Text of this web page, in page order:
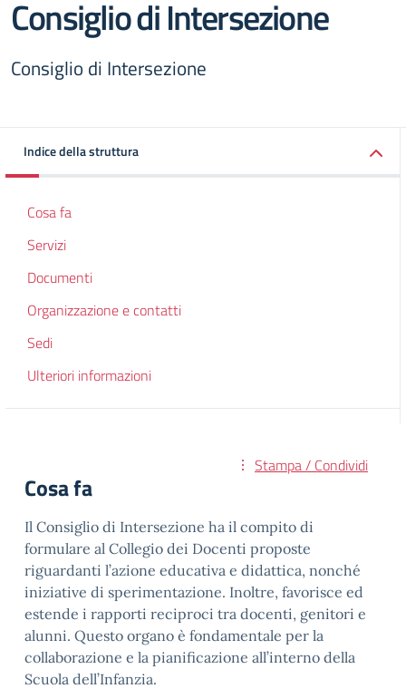
Consiglio di Intersezione
Consiglio di Intersezione
Indice della struttura
Cosa fa
Servizi
Documenti
Organizzazione e contatti
Sedi
Ulteriori informazioni
Stampa / Condividi
Cosa fa
Il Consiglio di Intersezione ha il compito di
formulare al Collegio dei Docenti proposte
riguardanti l’azione educativa e didattica, nonché
iniziative di sperimentazione. Inoltre, favorisce ed
estende i rapporti reciproci tra docenti, genitori e
alunni. Questo organo è fondamentale per la
collaborazione e la pianificazione all’interno della
Scuola dell’Infanzia.